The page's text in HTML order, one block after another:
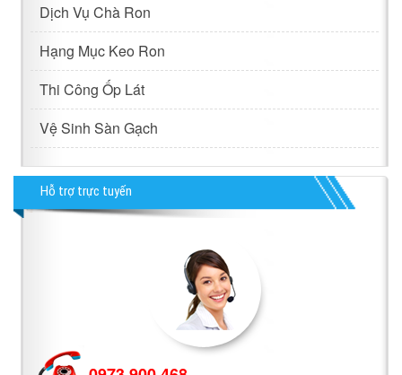
Dịch Vụ Chà Ron
Hạng Mục Keo Ron
Thi Công Ốp Lát
Vệ Sinh Sàn Gạch
Hỗ trợ trực tuyến